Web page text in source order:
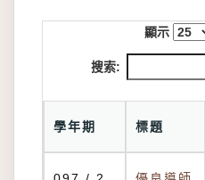
顯示
搜索:
學年期 標題